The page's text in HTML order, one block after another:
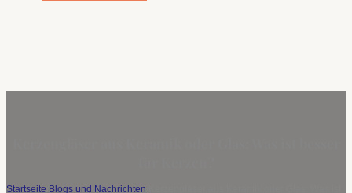
Startseite Blogs und Nachrichten